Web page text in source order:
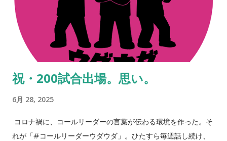
がここまで大きくなり、そしてここからも更に大きくなってい
くはずだ。 だから、続けられるだけ続けよう。昔ある人に言わ
れた言葉。「『継続は力なり』とか言うがあれは嘘や。ほんま
は『共に継続する仲間がいることは力なり』なんや」。これ、
まさに本質。 ※ステッカーはイバのところにも若干あるので、
もし手に入らなかった方は、スタジアムやお店などで見かけた
りますよね。 NEVER STOP,NEVER GIVE UP
祝・200試合出場。思い。
6月 28, 2025
コロナ禍に、コールリーダーの言葉が伝わる環境を作った。そ
れが「#コールリーダーウダウダ」。ひたすら毎週話し続け、